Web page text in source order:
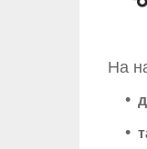
На